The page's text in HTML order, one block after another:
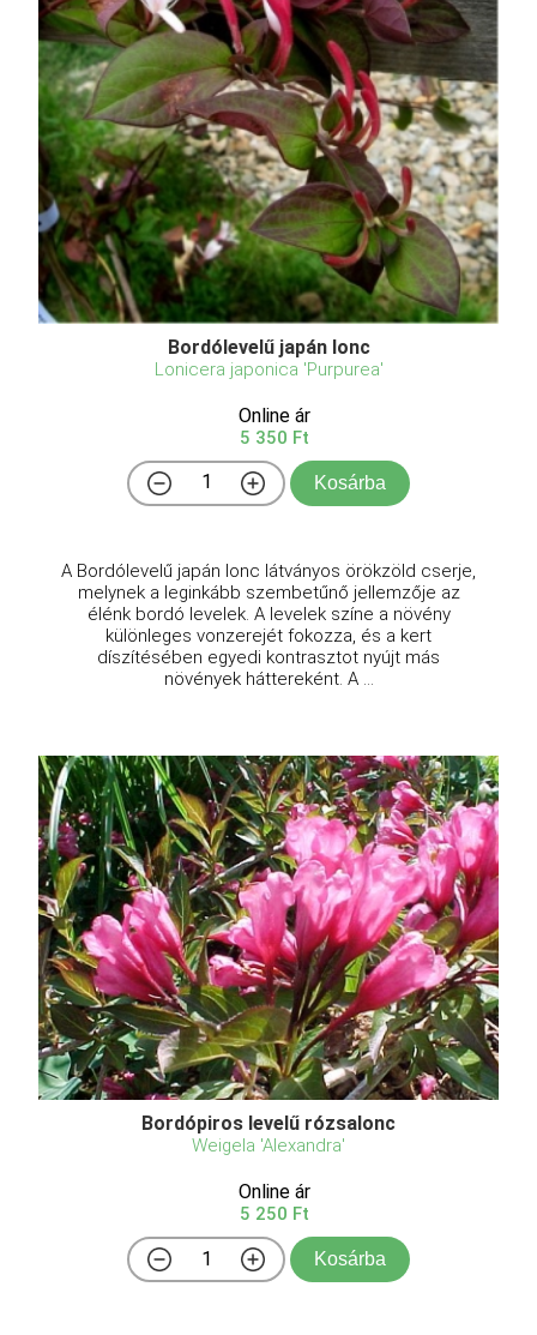
Bordólevelű japán lonc
Lonicera japonica 'Purpurea'
Online ár
5 350 Ft
Kosárba
A Bordólevelű japán lonc látványos örökzöld cserje,
melynek a leginkább szembetűnő jellemzője az
élénk bordó levelek. A levelek színe a növény
különleges vonzerejét fokozza, és a kert
díszítésében egyedi kontrasztot nyújt más
növények háttereként. A ...
Bordópiros levelű rózsalonc
Weigela 'Alexandra'
Online ár
5 250 Ft
Kosárba